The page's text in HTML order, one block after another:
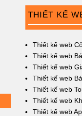
THIẾT KẾ
Thiết kế web
Thiết kế web
Thiết kế web
Thiết kế web
Thiết kế web
Thiết kế web
Thiết kế web